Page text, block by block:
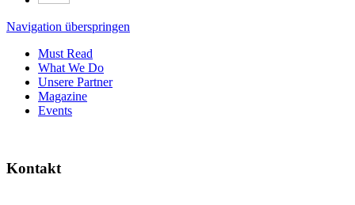
Navigation überspringen
Must Read
What We Do
Unsere Partner
Magazine
Events
Kontakt